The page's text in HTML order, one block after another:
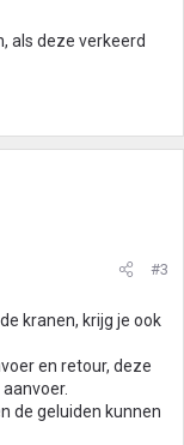
als deze verkeerd
#3
kranen, krijg je ook
en retour, deze
de geluiden kunnen